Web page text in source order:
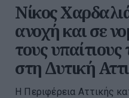
Νίκος
ανοχή και σε
τους
στη Δυτική
Η Περιφέρεια Αττικής